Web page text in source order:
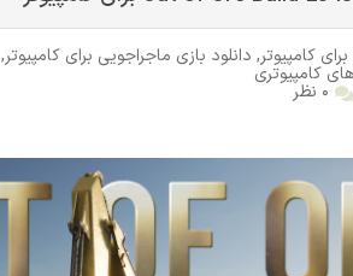
کامپیوتر, دانلود بازی ماجراجویی برای کامپیوتر,
کامپیوتری
۰ نظر